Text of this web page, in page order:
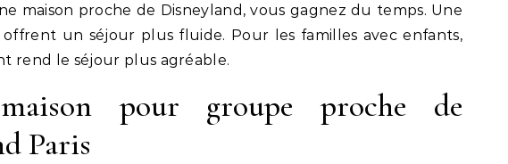
maison proche de Disneyland, vous gagnez du temps. Une
un séjour plus fluide. Pour les familles avec enfants,
rend le séjour plus agréable.
pour groupe proche de
Paris